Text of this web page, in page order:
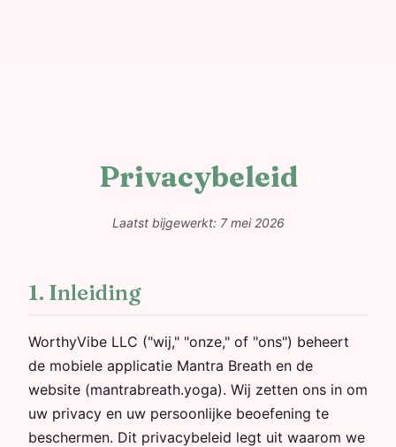
Privacybeleid
Laatst bijgewerkt: 7 mei 2026
1. Inleiding
WorthyVibe LLC ("wij," "onze," of "ons") beheert
de mobiele applicatie Mantra Breath en de
website (mantrabreath.yoga). Wij zetten ons in om
uw privacy en uw persoonlijke beoefening te
beschermen. Dit privacybeleid legt uit waarom we